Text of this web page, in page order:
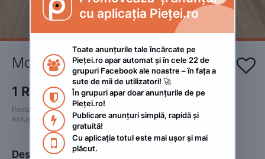
Modele noi 
1 RON
Postat
2022. septembrie 9.
Actualizat
2022. septembrie 9.
Descriere
cu aplicația Pieței.ro

Toate anunțurile tale încărcate pe
Pieței.ro apar automat și în cele 22 de
grupuri Facebook ale noastre – în fața a
sute de mii de utilizatori! 🚀

În grupuri apar doar anunțurile de pe
Pieței.ro!

Publicare anunțuri simplă, rapidă și
gratuită!

Cu aplicația totul este mai ușor și mai
plăcut.